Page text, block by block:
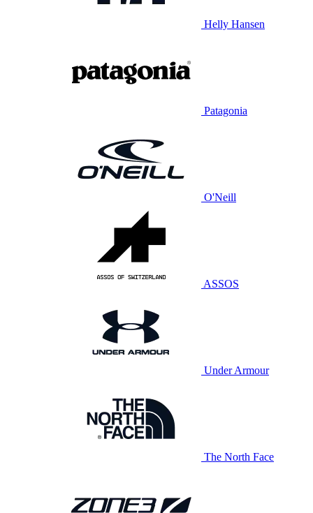
Helly Hansen
Patagonia
O'Neill
ASSOS
Under Armour
The North Face